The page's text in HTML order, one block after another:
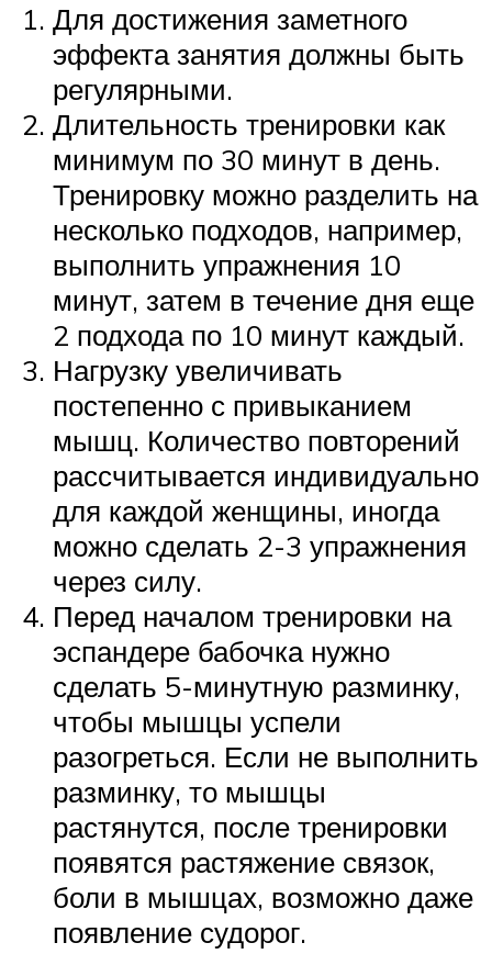
Для достижения заметного
эффекта занятия должны быть
регулярными.
Длительность тренировки как
минимум по 30 минут в день.
Тренировку можно разделить на
несколько подходов, например,
выполнить упражнения 10
минут, затем в течение дня еще
2 подхода по 10 минут каждый.
Нагрузку увеличивать
постепенно с привыканием
мышц. Количество повторений
рассчитывается индивидуально
для каждой женщины, иногда
можно сделать 2-3 упражнения
через силу.
Перед началом тренировки на
эспандере бабочка нужно
сделать 5-минутную разминку,
чтобы мышцы успели
разогреться. Если не выполнить
разминку, то мышцы
растянутся, после тренировки
появятся растяжение связок,
боли в мышцах, возможно даже
появление судорог.